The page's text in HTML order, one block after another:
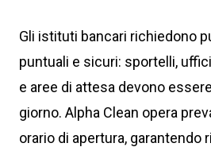
Gli istituti bancari richiedono
puntuali e sicuri: sportelli,
e aree di attesa devono
giorno. Alpha Clean opera
orario di apertura, garantendo